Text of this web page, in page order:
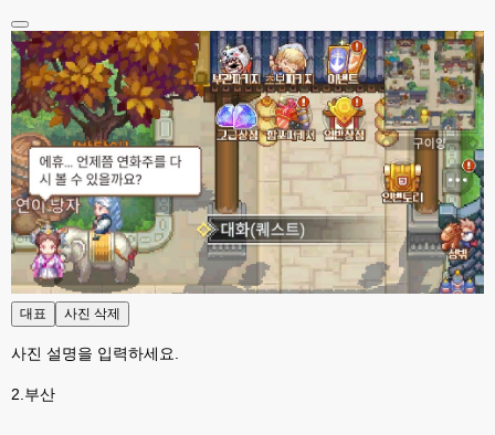
대표 사진 삭제
사진 설명을 입력하세요.
2.부산